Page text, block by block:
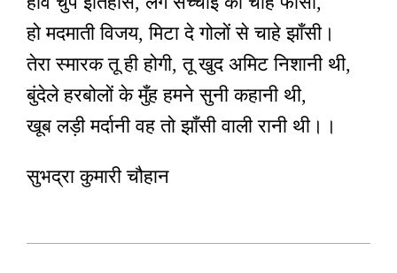
हो मदमाती विजय, मिटा दे गोलों से चाहे झाँसी।
तेरा स्मारक तू ही होगी, तू खुद अमिट निशानी थी,
बुंदेले हरबोलों के मुँह हमने सुनी कहानी थी,
खूब लड़ी मर्दानी वह तो झाँसी वाली रानी थी।।
सुभद्रा कुमारी चौहान